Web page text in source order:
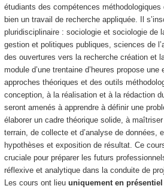
étudiants des compétences
bien un travail de recherche appliquée. Il
pluridisciplinaire : sociologie et sociologie de
gestion et politiques publiques, sciences de
des ouvertures vers la recherche création et
module d’une trentaine d’heures propose
approches théoriques et des outils
conception, à la réalisation et à la rédaction
seront amenés à apprendre à définir une
élaborer un cadre théorique solide, à
terrain, de collecte et d’analyse de données,
hypothèses et exposition de résultat. Ce
cruciale pour préparer les futurs
réflexive et analytique dans la conduite de
Les cours ont lieu uniquement en